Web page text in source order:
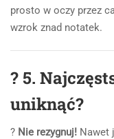
prosto w oczy przez
wzrok znad notatek.
?5.
uniknąć?
? Nie rezygnuj! Nawet